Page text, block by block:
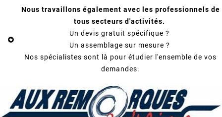

Nous travaillons également avec les professionnels de
tous secteurs d'activités.
Un devis gratuit spécifique ?
Un assemblage sur mesure ?
Nos spécialistes sont là pour étudier l'ensemble de vos
demandes.